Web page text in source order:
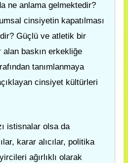
ne anlama gelmektedir?
cinsiyetin kapatılması
Güçlü ve atletik bir
baskın erkekliğe
tanımlanmaya
cinsiyet kültürleri
istisnalar olsa da
karar alıcılar, politika
ağırlıklı olarak